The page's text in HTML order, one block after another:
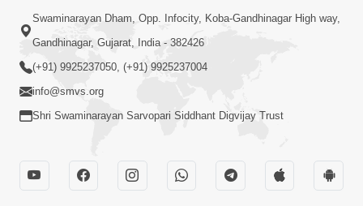
Swaminarayan Dham, Opp. Infocity, Koba-Gandhinagar High way,
Gandhinagar, Gujarat, India - 382426
(+91) 9925237050, (+91) 9925237004
info@smvs.org
Shri Swaminarayan Sarvopari Siddhant Digvijay Trust